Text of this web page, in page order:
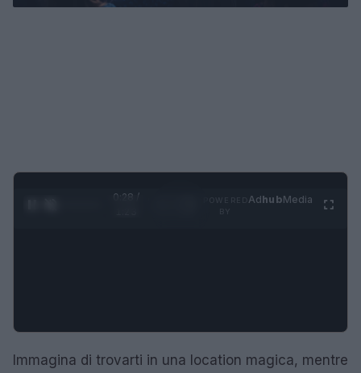
0:29 /
AdhubMedia
Immagina di trovarti in una location magica, mentre